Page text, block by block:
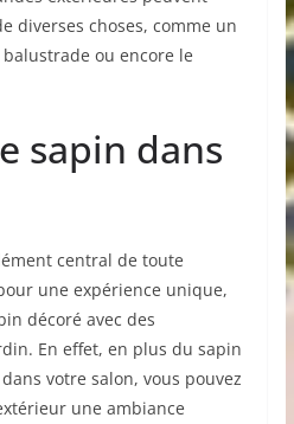
diverses choses, comme un
ou encore le
sapin dans
central de toute
une expérience unique,
décoré avec des
En effet, en plus du sapin
votre salon, vous pouvez
une ambiance